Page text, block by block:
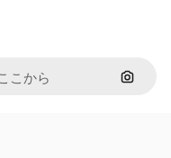
画像で